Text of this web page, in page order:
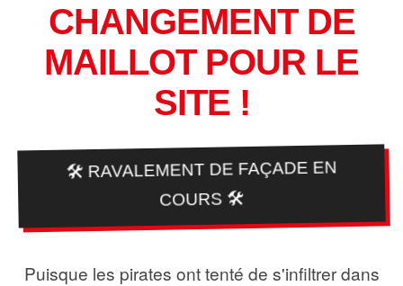
CHANGEMENT DE
MAILLOT POUR LE
SITE !
🛠️ RAVALEMENT DE FAÇADE EN
COURS 🛠️
Puisque les pirates ont tenté de s'infiltrer dans